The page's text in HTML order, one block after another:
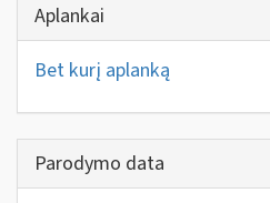
Aplankai
Bet kurį aplanką
Parodymo data